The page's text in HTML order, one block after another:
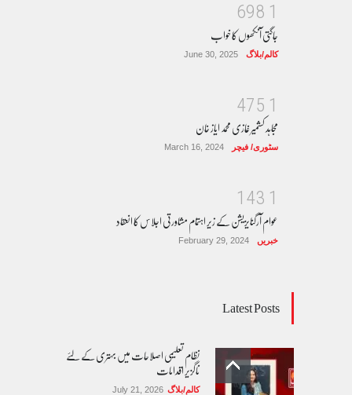
1
8
9
6
جاگتی آنکھوں کا خواب
کالم/بلاگ June 30, 2025
1
5
7
4
مجاہد کشمیر غازی محمد ایاز خان
سٹوری/ فیچر March 16, 2024
1
3
4
1
عوام آرگنایزیشن کے زیر اہتمام مشاورتی اجلاس کا انعقاد
خبریں February 29, 2024
Latest Posts
نظام تعلیمی اصلاحات میں بہتری کے لئے
ناگزیر اقدامات
کالم/بلاگ July 21, 2026